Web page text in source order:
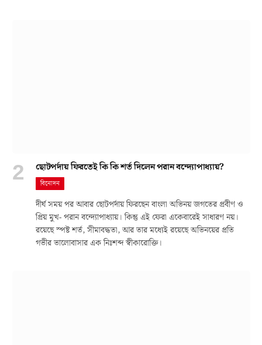
ছোটপর্দায় ফিরতেই কি কি শর্ত দিলেন পরান বন্দ্যোপাধ্যায়?
বিনোদন
দীর্ঘ সময় পর আবার ছোটপর্দায় ফিরছেন বাংলা অভিনয় জগতের প্রবীণ ও
প্রিয় মুখ- পরান বন্দ্যোপাধ্যায়। কিন্তু এই ফেরা একেবারেই সাধারণ নয়।
রয়েছে স্পষ্ট শর্ত, সীমাবদ্ধতা, আর তার মধ্যেই রয়েছে অভিনয়ের প্রতি
গভীর ভালোবাসার এক নিঃশব্দ স্বীকারোক্তি।